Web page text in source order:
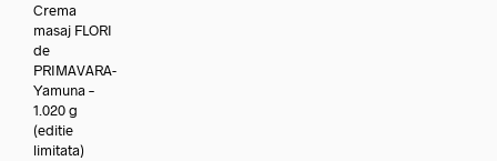
Crema
masaj FLORI
de
PRIMAVARA-
Yamuna –
1.020 g
(editie
limitata)